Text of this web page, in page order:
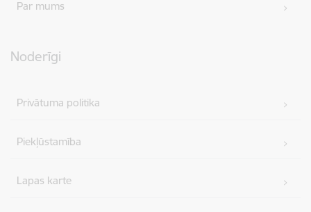
Par mums
Noderīgi
Privātuma politika
Piekļūstamība
Lapas karte